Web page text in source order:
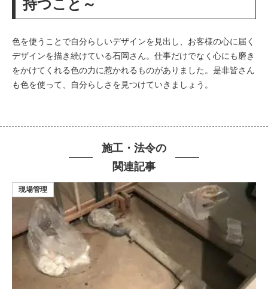
持つこと～
色を使うことで自分らしいデザインを見出し、お客様の心に届く
デザインを描き続けている石岡さん。仕事だけでなく心にも磨き
をかけてくれる色の力に惹かれるものがありました。是非皆さん
も色を使って、自分らしさを見つけていきましょう。
施工・法令の
関連記事
現場管理